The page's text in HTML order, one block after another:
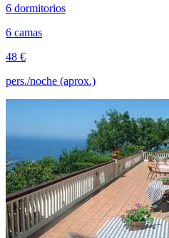
6 dormitorios
6 camas
48 €
pers./noche (aprox.)